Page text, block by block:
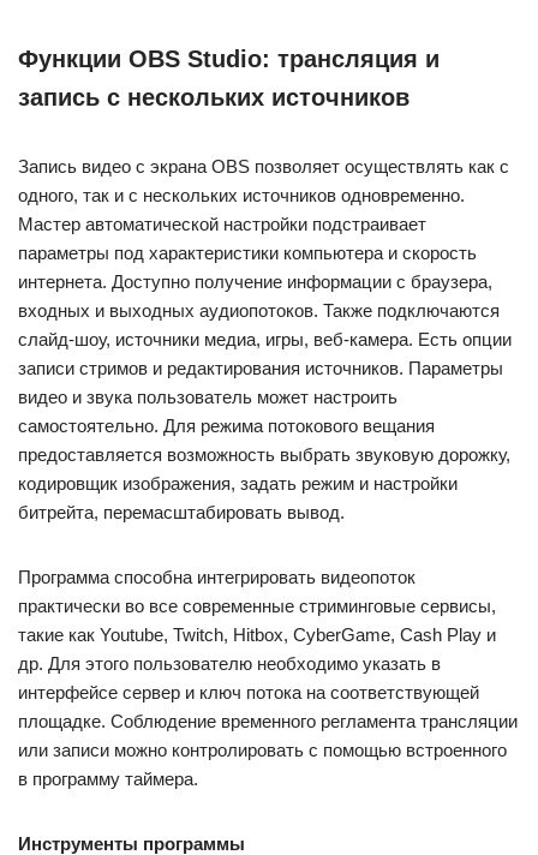
Функции OBS Studio: трансляция и
запись с нескольких источников
Запись видео с экрана OBS позволяет осуществлять как с
одного, так и с нескольких источников одновременно.
Мастер автоматической настройки подстраивает
параметры под характеристики компьютера и скорость
интернета. Доступно получение информации с браузера,
входных и выходных аудиопотоков. Также подключаются
слайд-шоу, источники медиа, игры, веб-камера. Есть опции
записи стримов и редактирования источников. Параметры
видео и звука пользователь может настроить
самостоятельно. Для режима потокового вещания
предоставляется возможность выбрать звуковую дорожку,
кодировщик изображения, задать режим и настройки
битрейта, перемасштабировать вывод.
Программа способна интегрировать видеопоток
практически во все современные стриминговые сервисы,
такие как Youtube, Twitch, Hitbox, CyberGame, Cash Play и
др. Для этого пользователю необходимо указать в
интерфейсе сервер и ключ потока на соответствующей
площадке. Соблюдение временного регламента трансляции
или записи можно контролировать с помощью встроенного
в программу таймера.
Инструменты программы